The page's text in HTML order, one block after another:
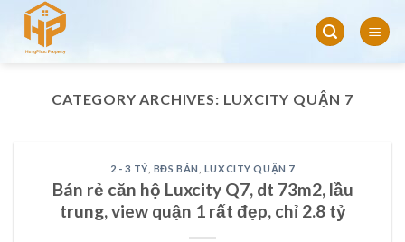
Skip
content
CATEGORY ARCHIVES: LUXCITY QUẬN 7
2 - 3 TỶ BĐS BÁN LUXCITY QUẬN 7
Bán rẻ căn hộ Luxcity Q7, dt 73m2, lầu
trung, view quận 1 rất đẹp, chỉ 2.8 tỷ